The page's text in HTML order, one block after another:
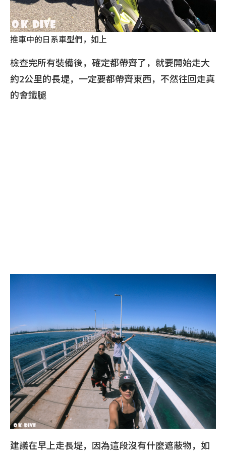
推車中的日系車型們，如上
檢查完所有裝備後，確定都帶齊了，就要開始走大
約2公里的長堤，一定要都帶齊東西，不然往回走真
的會鐵腿
建議在早上走長堤，因為這段沒有什麼遮蔽物，如